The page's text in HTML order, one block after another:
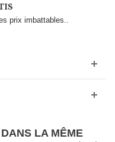
prix imbattables..
LA MÊME